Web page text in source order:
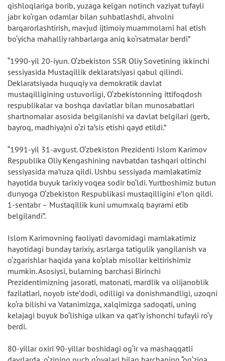
qishloqlariga borib, yuzaga kelgan notinch vaziyat tufayli
jabr ko‘rgan odamlar bilan suhbatlashdi, ahvolni
barqarorlashtirish, mavjud ijtimoiy muammolarni hal etish
bo‘yicha mahalliy rahbarlarga aniq ko‘rsatmalar berdi”
“1990-yil 20-iyun. O‘zbekiston SSR Oliy Sovetining ikkinchi
sessiyasida Mustaqillik deklaratsiyasi qabul qilindi.
Deklaratsiyada huquqiy va demokratik davlat
mustaqilligining ustuvorligi, O‘zbekistonning ittifoqdosh
respublikalar va boshqa davlatlar bilan munosabatlari
shartnomalar asosida belgilanishi va davlat belgilari (gerb,
bayroq, madhiya)ni o‘zi ta’sis etishi qayd etildi.”
“1991-yil 31-avgust. O‘zbekiston Prezidenti Islom Karimov
Respublika Oliy Kengashining navbatdan tashqari oltinchi
sessiyasida ma’ruza qildi. Ushbu sessiyada mamlakatimiz
hayotida buyuk tarixiy voqea sodir bo‘ldi. Yurtboshimiz butun
dunyoga O‘zbekiston Respublikasi mustaqilligini e’lon qildi.
1-sentabr – Mustaqillik kuni umumxalq bayrami etib
belgilandi”.
Islom Karimovning faoliyati davomidagi mamlakatimiz
hayotidagi bunday tarixiy, asrlarga tatigulik yangilanish va
o‘zgarishlar haqida yana ko‘plab misollar keltirishimiz
mumkin. Asosiysi, bularning barchasi Birinchi
Prezidentimizning jasorati, matonati, mardlik va olijanoblik
fazilatlari, noyob iste’dodi, odilligi va donishmandligi, uzoqni
ko‘ra bilishi va Vatanimizga, xalqimizga sadoqati, uning
kelajagi buyuk bo‘lishiga ulkan va qat’iy ishonchi tufayli ro‘y
berdi.
80-yillar oxiri 90-yillar boshidagi og‘ir va mashaqqatli